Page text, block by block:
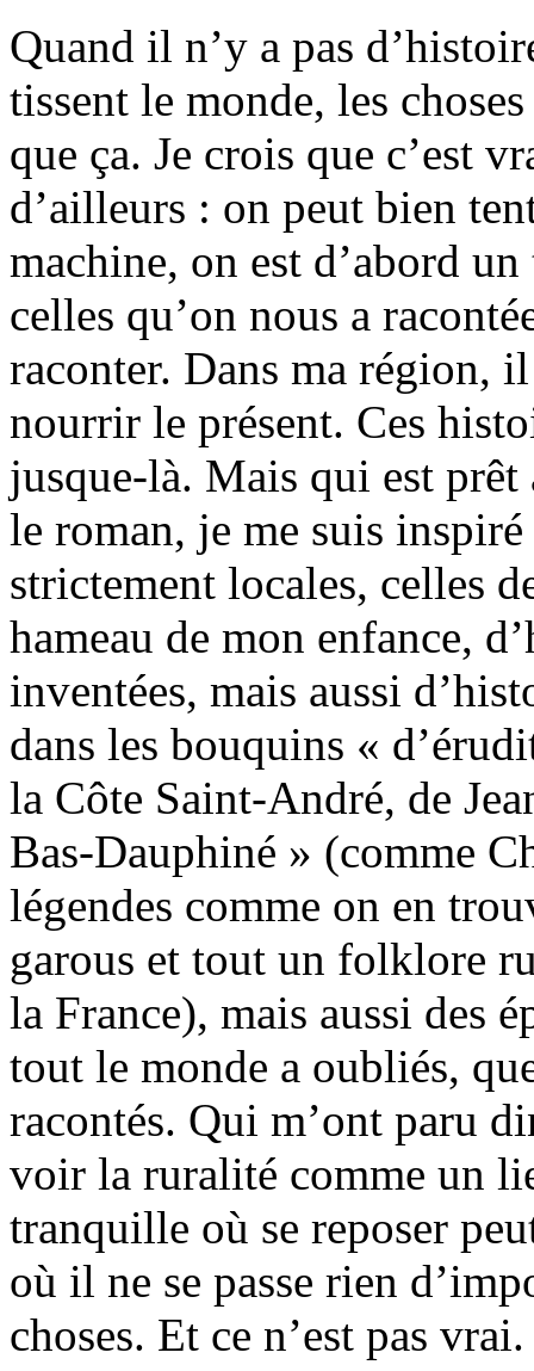
Quand il n’y a pas
tissent le monde, les
que ça. Je crois que c’est
d’ailleurs : on peut bien
machine, on est d’abord
celles qu’on nous a
raconter. Dans ma région,
nourrir le présent. Ces
jusque-là. Mais qui est prêt
le roman, je me suis
strictement locales, celles
hameau de mon enfance,
inventées, mais aussi
dans les bouquins «
la Côte Saint-André, de
Bas-Dauphiné » (comme
légendes comme on en
garous et tout un folklore
la France), mais aussi des
tout le monde a oubliés,
racontés. Qui m’ont paru
voir la ruralité comme un
tranquille où se reposer
où il ne se passe rien
choses. Et ce n’est pas vrai.